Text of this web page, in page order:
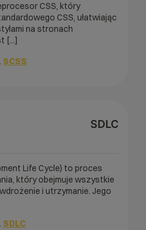
CSS, który
CSS, ułatwiając
na stronach
[...]
SCSS
SDLC
Life Cycle) to proces
który obejmuje wszystkie
i utrzymanie. Jego
SDLC